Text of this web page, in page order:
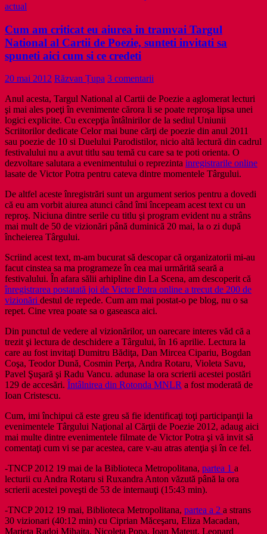
actual
Cum am criticat eu aiurea in tramvai Targul
National al Cartii de Poezie, sunteti invitati sa
spuneti aici cum si ce credeti
20 mai 2012 Răzvan Țupa 3 comentarii
Anul acesta, Targul National al Cartii de Poezie a aglomerat lecturi
şi mai ales poeţi în evenimente cărora li se poate reproşa lipsa unei
logici explicite. Cu excepţia întâlnirilor de la sediul Uniunii
Scriitorilor dedicate Celor mai bune cărţi de poezie din anul 2011
sau poezie de 10 si Duelului Parodistilor, nicio altă lectură din cadrul
festivalului nu a avut titlu sau temă cu care sa te poti orienta. O
dezvoltare salutara a evenimentului o reprezinta inregistrarile online
lasate de Victor Potra pentru cateva dintre momentele Târgului.
De altfel aceste înregistrări sunt un argument serios pentru a dovedi
că eu am vorbit aiurea atunci când îmi începeam acest text cu un
reproş. Niciuna dintre serile cu titlu şi program evident nu a strâns
mai mult de 50 de vizionări până duminică 20 mai, la o zi după
încheierea Târgului.
Scriind acest text, m-am bucurat să descopar că organizatorii mi-au
facut cinstea sa ma programeze în cea mai urmărită seară a
festivalului. În afara sălii arhipline din La Scena, am descoperit că
înregistrarea postatată joi de Victor Potra online a trecut de 200 de
vizionări destul de repede. Cum am mai postat-o pe blog, nu o sa
repet. Cine vrea poate sa o gaseasca aici.
Din punctul de vedere al vizionărilor, un oarecare interes văd că a
trezit şi lectura de deschidere a Târgului, în 16 aprilie. Lectura la
care au fost invitaţi Dumitru Bădiţa, Dan Mircea Cipariu, Bogdan
Coşa, Teodor Dună, Cosmin Perţa, Andra Rotaru, Violeta Savu,
Pavel Şuşară şi Radu Vancu. adunase la ora scrierii acestei postări
129 de accesări. Întâlnirea din Rotonda MNLR a fost moderată de
Ioan Cristescu.
Cum, imi închipui că este greu să fie identificaţi toţi participanţii la
evenimentele Târgului Naţional al Cărţii de Poezie 2012, adaug aici
mai multe dintre evenimentele filmate de Victor Potra şi vă invit să
comentaţi cum vi se par acestea, care v-au atras atenţia şi în ce fel.
-TNCP 2012 19 mai de la Biblioteca Metropolitana, partea 1 a
lecturii cu Andra Rotaru si Ruxandra Anton văzută până la ora
scrierii acestei poveşti de 53 de internauţi (15:43 min).
-TNCP 2012 19 mai, Biblioteca Metropolitana, partea a 2 a strans
30 vizionari (40:12 min) cu Ciprian Măceşaru, Eliza Macadan,
Marieta Radoi Mihaita, Nicoleta Popa, Ioan Mateut, Leonard